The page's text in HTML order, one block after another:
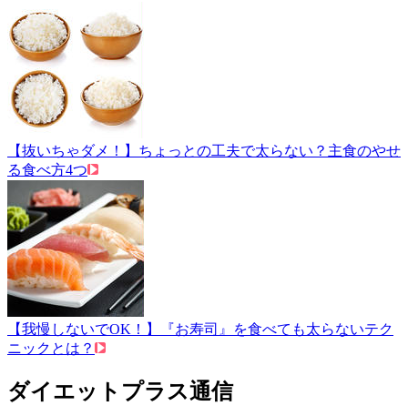
【抜いちゃダメ！】ちょっとの工夫で太らない？主食のやせ
る食べ方4つ
【我慢しないでOK！】『お寿司』を食べても太らないテク
ニックとは？
ダイエットプラス通信